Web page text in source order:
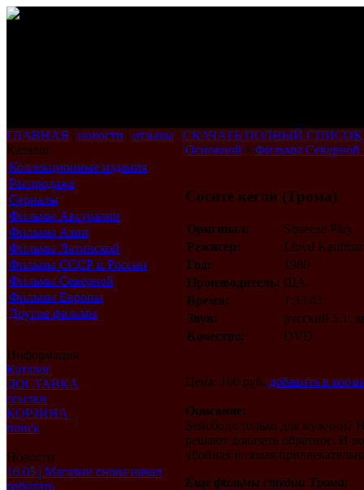
ГЛАВНАЯ | новости | отзывы | СКАЧАТЬ ПОЛНЫЙ СПИСОК
Каталог
Коллекционные издания
Распродажа
Сериалы
Фильмы Австралии
Фильмы Азии
Фильмы Латинской
Америки
Фильмы СССР и России
Фильмы Северной
Америки
Фильмы Европы
Другие фильмы
Информация
Каталог
ДОСТАВКА
ссылки
КОРЗИНА
поиск
Новости
16.05 | Магазин снова начал
работать
Основной » Фильмы Северной
Сосите кегли (Трома)
Оригинал:
Squeeze Play
Режисер:
Lloyd
Год:
1980
Производитель: ША
Время:
1:33.43
Звук:
русский 5.1,
Качество:
DVD
Цена: 100 руб. добавить в
Описание:
Бейсболл только для
решают доказать обратное. И
убойная и самая
Еще фильмы студии Трома: